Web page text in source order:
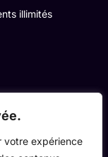
votre expérience
illimités